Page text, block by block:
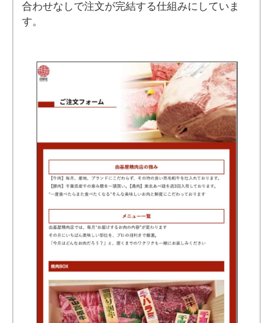
合わせなしで注文が完結する仕組みにしていま
す。